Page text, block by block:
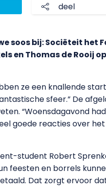
deel
soos bij: Sociëteit
en Thomas de
ze een knallende
sfeer.” De
“Woensdagavond
goede reacties over
student Robert
feesten en borrels
Dat zorgt ervoor